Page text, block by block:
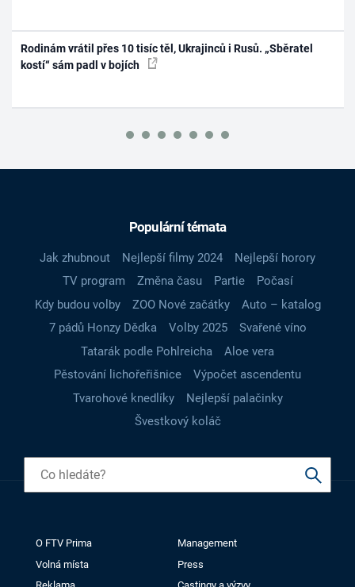
Rodinám vrátil přes 10 tisíc těl, Ukrajinců i Rusů. „Sběratel
kostí“ sám padl v bojích
Populární témata
Jak zhubnout Nejlepší filmy 2024
Nejlepší horory
TV program
Změna času Partie
Počasí
Kdy budou volby
ZOO Nové začátky
Auto – katalog
7 pádů Honzy Dědka
Volby 2025
Svařené víno
Tatarák podle Pohlreicha
Aloe vera
Pěstování lichořeřišnice
Výpočet ascendentu
Tvarohové knedlíky
Nejlepší palačinky
Švestkový koláč
O FTV Prima
Management
Volná místa
Press